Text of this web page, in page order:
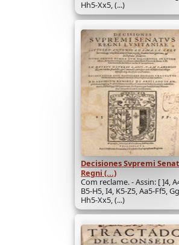
Hh5-Xx5, (...)
Decisiones Svpremi
Regni (...)
Com reclame. - Assin: [ ]4,
B5-H5, I4, K5-Z5, Aa5-Ff5,
Hh5-Xx5, (...)